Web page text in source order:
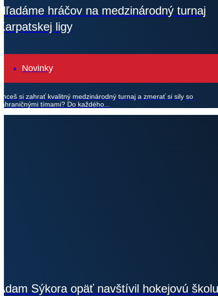
hráčov na medzinárodný turnaj
ligy
Novinky
si zahrať kvalitný medzinárodný turnaj a zmerať si sily so
tímami? Do každého...
Sýkora opäť navštívil hokejovú školu